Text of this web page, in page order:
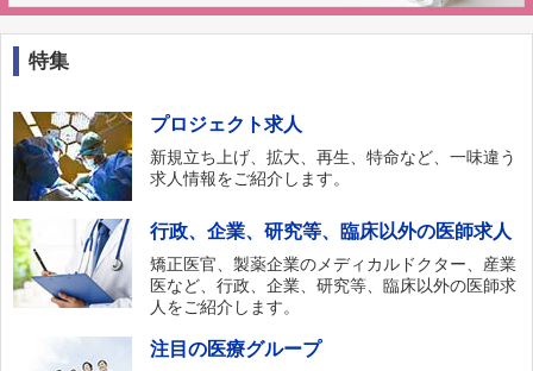
特集
プロジェクト求人
新規立ち上げ、拡大、再生、特命など、一味違う
求人情報をご紹介します。
行政、企業、研究等、臨床以外の医師求人
矯正医官、製薬企業のメディカルドクター、産業
医など、行政、企業、研究等、臨床以外の医師求
人をご紹介します。
注目の医療グループ